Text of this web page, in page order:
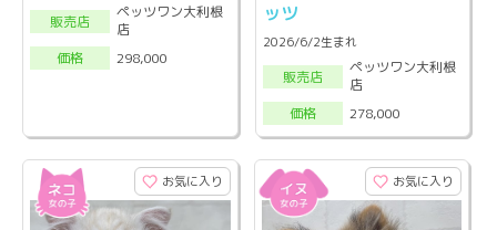
販売店
ペッツワン大利根
店
価格
298,000
ッツ
2026/6/2生まれ
販売店
ペッツワン大利根
店
価格
278,000
お気に入り お気に入り